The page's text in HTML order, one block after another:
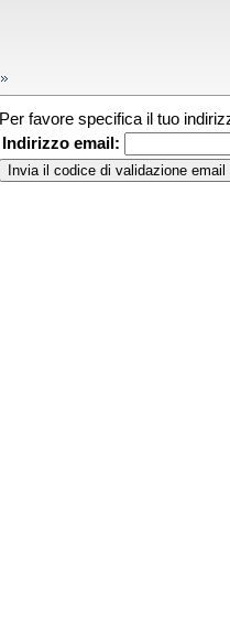
Per favore specifica il tuo
Indirizzo email: